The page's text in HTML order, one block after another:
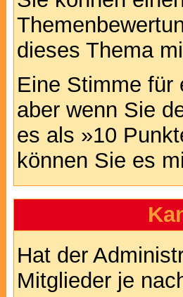
dieses Thema
Eine Stimme für
aber wenn Sie
es als »10
können Sie es
Hat der
Mitglieder je